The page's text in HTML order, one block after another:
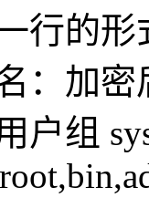
行的形
：加
户组